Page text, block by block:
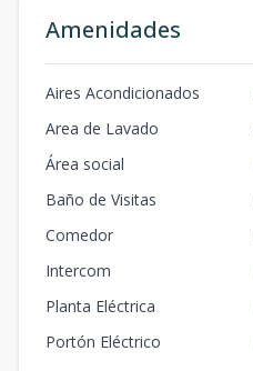
Amenidades
Aires Acondicionados
Area de Lavado
Área social
Baño de Visitas
Comedor
Intercom
Planta Eléctrica
Portón Eléctrico